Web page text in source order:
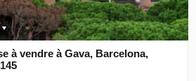
à vendre à Gava, Barcelona,